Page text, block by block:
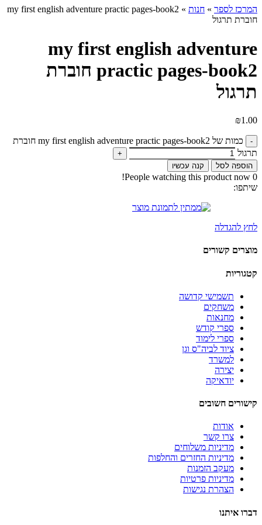
המרכז לספר » חנות »
my first english adventure practic pages-book2
חוברת תרגול
my first english adventure
practic pages-book2 חוברת
תרגול
₪1.00
כמות של my first english adventure practic pages-book2 חוברת
תרגול
הוספה לסל קנה עכשיו
0
People watching this product now!
שיתפו:
לחץ להגדלה
מוצרים קשורים
קטגוריות
תשמישי קדושה
משחקים
מחנאות
ספרי קודש
ספרי לימוד
ציוד לביה"ס וגן
למשרד
יצירה
יודאיקה
קישורים חשובים
אודות
צרו קשר
מדיניות משלוחים
מדיניות החזרים והחלפות
מעקב הזמנות
מדיניות פרטיות
הצהרת נגישות
דברו איתנו